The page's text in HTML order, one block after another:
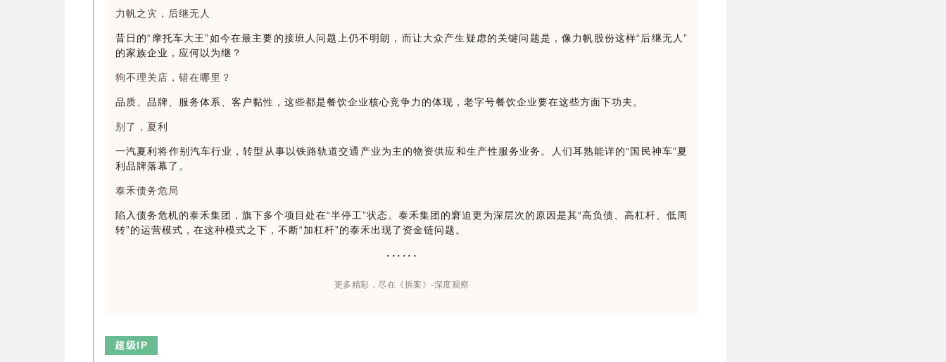
力帆之灾，后继无人
昔日的“摩托车大王”如今在最主要的接班人问题上仍不明朗，而让大众产生疑虑的关键问题是，像力帆股份这样“后继无人”
的家族企业，应何以为继？
狗不理关店，错在哪里？
品质、品牌、服务体系、客户黏性，这些都是餐饮企业核心竞争力的体现，老字号餐饮企业要在这些方面下功夫。
别了，夏利
一汽夏利将作别汽车行业，转型从事以铁路轨道交通产业为主的物资供应和生产性服务业务。人们耳熟能详的“国民神车”夏
利品牌落幕了。
泰禾债务危局
陷入债务危机的泰禾集团，旗下多个项目处在“半停工”状态。泰禾集团的窘迫更为深层次的原因是其“高负债、高杠杆、低周
转”的运营模式，在这种模式之下，不断“加杠杆”的泰禾出现了资金链问题。
······
更多精彩，尽在《拆案》-深度观察
超级IP